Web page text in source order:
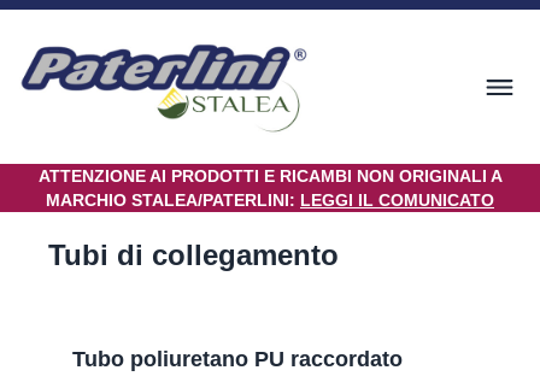
ATTENZIONE AI PRODOTTI E RICAMBI NON ORIGINALI A
MARCHIO STALEA/PATERLINI: LEGGI IL COMUNICATO
Tubi di collegamento
Tubo poliuretano PU raccordato